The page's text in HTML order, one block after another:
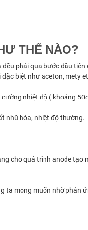
THẾ NÀO?
phải qua bước đầu
biệt như aceton, mety
nhiệt độ ( khoảng
nhũ hóa, nhiệt độ thường.
cho quá trình anode
mong muốn nhờ phản